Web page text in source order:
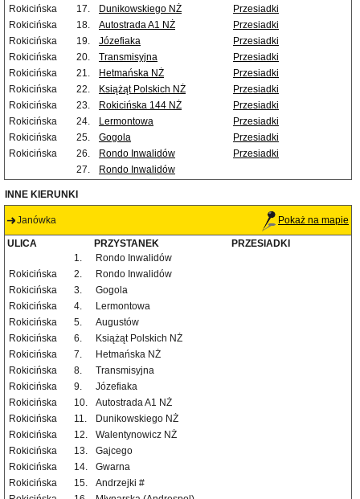
Rokicińska
17. Dunikowskiego NŻ
Przesiadki
Rokicińska
18. Autostrada A1 NŻ
Przesiadki
Rokicińska
19. Józefiaka
Przesiadki
Rokicińska
20. Transmisyjna
Przesiadki
Rokicińska
21. Hetmańska NŻ
Przesiadki
Rokicińska
22. Książąt Polskich NŻ
Przesiadki
Rokicińska
23. Rokicińska 144 NŻ
Przesiadki
Rokicińska
24. Lermontowa
Przesiadki
Rokicińska
25. Gogola
Przesiadki
Rokicińska
26. Rondo Inwalidów
Przesiadki
27.
Rondo Inwalidów
INNE KIERUNKI
Janówka Pokaż na mapie
ULICA PRZYSTANEK
PRZESIADKI
1.
Rondo Inwalidów
Rokicińska
2.
Rondo Inwalidów
Rokicińska
3.
Gogola
Rokicińska
4.
Lermontowa
Rokicińska
5.
Augustów
Rokicińska
6.
Książąt Polskich NŻ
Rokicińska
7.
Hetmańska NŻ
Rokicińska
8.
Transmisyjna
Rokicińska
9.
Józefiaka
Rokicińska
10.
Autostrada A1 NŻ
Rokicińska
11.
Dunikowskiego NŻ
Rokicińska
12.
Walentynowicz NŻ
Rokicińska
13.
Gajcego
Rokicińska
14.
Gwarna
Rokicińska
15.
Andrzejki #